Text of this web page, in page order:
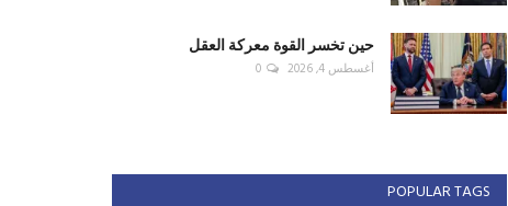
حين تخسر القوة معركة العقل
أغسطس 4, 2026 0
POPULAR TAGS